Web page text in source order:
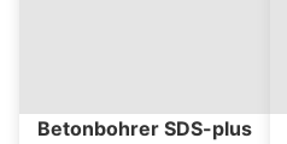
Betonbohrer SDS-plus